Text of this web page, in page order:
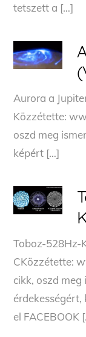
tetszett a […]
Aurora a
Közzétette:
oszd meg
képért […]
Toboz-528Hz-
CKözzétette:
cikk, oszd meg
el FACEBOOK